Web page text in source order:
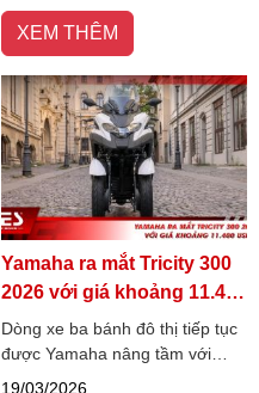
đua xe điện. Khám phá ngay bài
viết từ AES Việt Nam.
XEM THÊM
Yamaha ra mắt Tricity 300
2026 với giá khoảng 11.400
USD
Dòng xe ba bánh đô thị tiếp tục
được Yamaha nâng tầm với
phiên bản Tricity 300 2026 hoàn
19/03/2026